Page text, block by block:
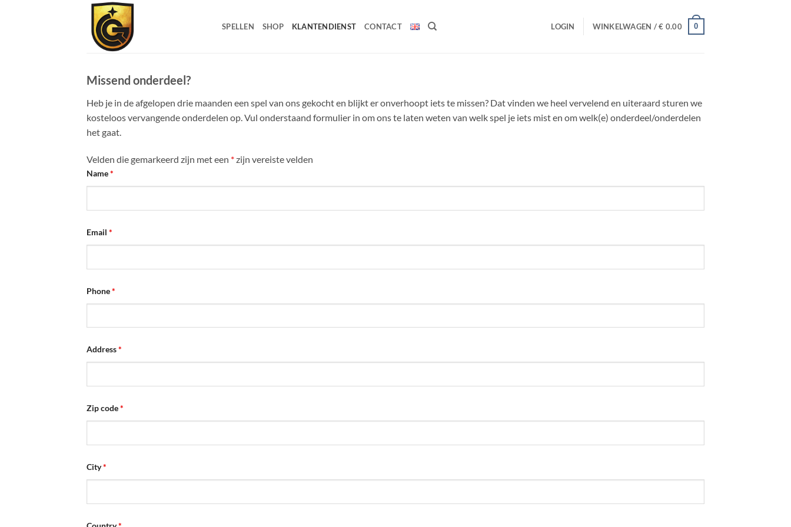
SPELLEN SHOP KLANTENDIENST CONTACT LOGIN WINKELWAGEN /€ 0.00 0
Missend onderdeel?
Heb je in de afgelopen drie maanden een spel van ons gekocht en blijkt er onverhoopt iets te missen? Dat vinden we heel vervelend en uiteraard sturen we
kosteloos vervangende onderdelen op. Vul onderstaand formulier in om ons te laten weten van welk spel je iets mist en om welk(e) onderdeel/onderdelen
het gaat.
Velden die gemarkeerd zijn met een *zijn vereiste velden
Name*
Email *
Phone*
Address*
Zip code*
City*